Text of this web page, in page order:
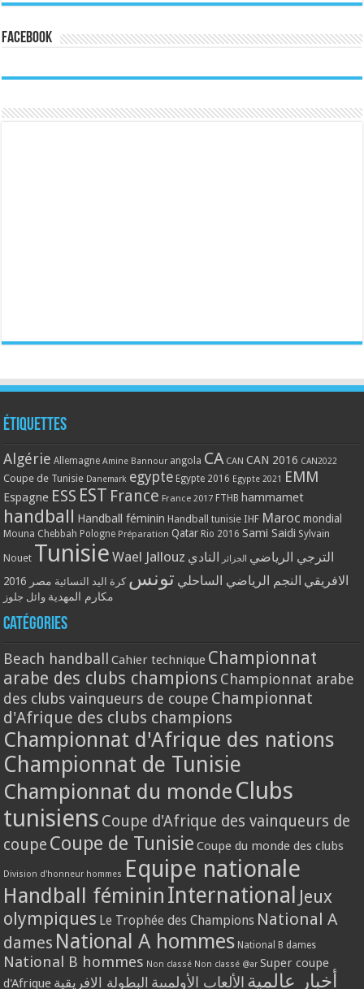
Facebook
Étiquettes
Algérie Allemagne Amine Bannour angola CA CAN CAN 2016 CAN2022
Coupe de Tunisie Danemark egypte Egypte 2016 Egypte 2021 EMM
Espagne ESS EST France France 2017 FTHB hammamet
handball Handball féminin Handball tunisie IHF Maroc mondial
Mouna Chebbah Pologne Préparation Qatar Rio 2016 Sami Saidi Sylvain
Nouet Tunisie Wael Jallouz الترجي الرياضي الجزائر
النادي
الافريقي النجم الرياضي الساحلي تونس كرة اليد النسائية مصر 2016
مكارم المهدية وائل جلوز
Catégories
Beach handball Cahier technique Championnat
arabe des clubs champions Championnat arabe
des clubs vainqueurs de coupe Championnat
d'Afrique des clubs champions
Championnat d'Afrique des nations
Championnat de Tunisie
Championnat du monde Clubs
tunisiens Coupe d'Afrique des vainqueurs de
coupe Coupe de Tunisie Coupe du monde des clubs
Division d'honneur hommes Equipe nationale
Handball féminin International Jeux
olympiques Le Trophée des Champions National A
dames National A hommes National B dames
National B hommes Non classé Non classé @ar Super coupe
d'Afrique
أخبار عالمية الألعاب الأولمبية البطولة الافريقية